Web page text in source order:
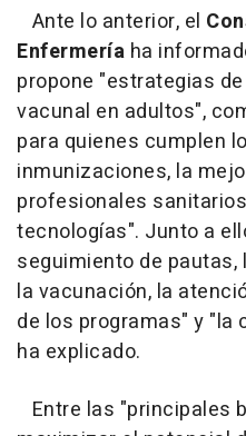
Ante lo anterior, el
Enfermería ha
propone "estrategias
vacunal en adultos",
para quienes cumplen
inmunizaciones, la
profesionales
tecnologías". Junto a
seguimiento de
la vacunación, la
de los programas" y "la
ha explicado.
Entre las "principales